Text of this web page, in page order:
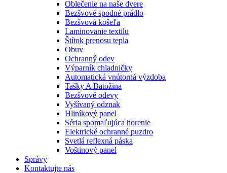
Oblečenie na naše dvere
Bezšvové spodné prádlo
Bezšvová košeľa
Laminovanie textilu
Štítok prenosu tepla
Obuv
Ochranný odev
Výparník chladničky
Automatická vnútorná výzdoba
Tašky A Batožina
Bezšvové odevy
Vyšívaný odznak
Hliníkový panel
Séria spomaľujúca horenie
Elektrické ochranné puzdro
Svetlá reflexná páska
Voštinový panel
Správy
Kontaktujte nás